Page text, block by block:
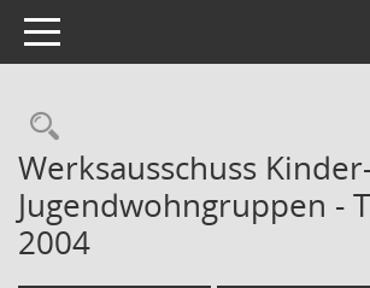
Toggle navigation
Rechercheauswahl
Werksausschuss
Jugendwohngruppen -
2004